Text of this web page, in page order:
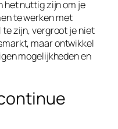
het nuttig zijn om je
te werken met
zijn, vergroot je niet
maar ontwikkel
mogelijkheden en